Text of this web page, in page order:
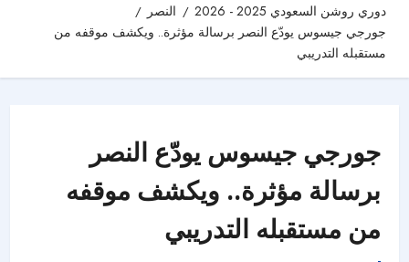
دوري روشن السعودي 2025 - 2026
النصر
جورجي جيسوس يودّع النصر برسالة مؤثرة.. ويكشف موقفه من
مستقبله التدريبي
جورجي جيسوس يودّع النصر
برسالة مؤثرة.. ويكشف موقفه
من مستقبله التدريبي